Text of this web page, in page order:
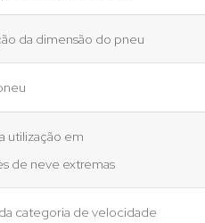
da dimensão do pneu
utilização em
de neve extremas
categoria de velocidade